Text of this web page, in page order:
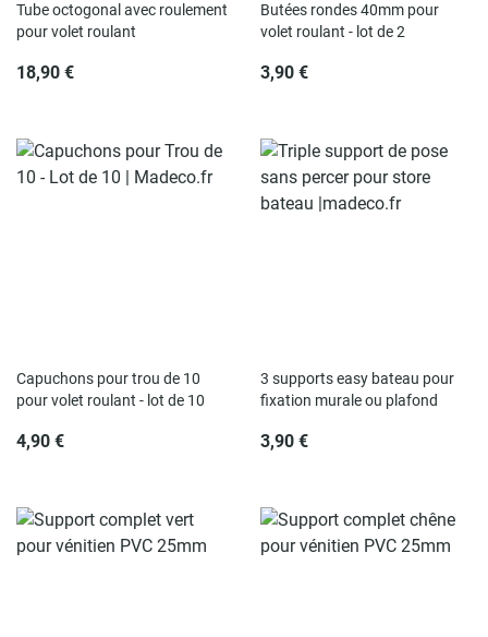
Tube octogonal avec roulement
pour volet roulant
18,90 €
Butées rondes 40mm pour
volet roulant - lot de 2
3,90 €
Capuchons pour trou de 10
pour volet roulant - lot de 10
4,90 €
3 supports easy bateau pour
fixation murale ou plafond
3,90 €